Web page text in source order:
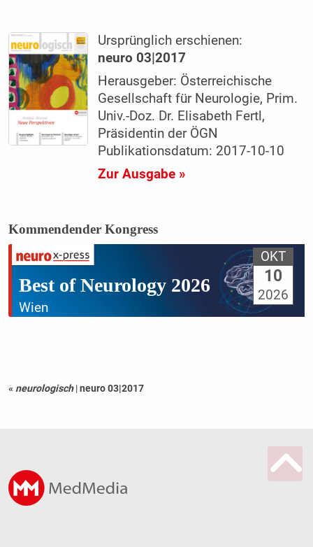
Ursprünglich erschienen:
neuro 03|2017
Herausgeber: Österreichische
Gesellschaft für Neurologie, Prim.
Univ.-Doz. Dr. Elisabeth Fertl,
Präsidentin der ÖGN
Publikationsdatum: 2017-10-10
Zur Ausgabe »
Kommendender Kongress
Best of Neurology 2026
Wien
OKT
10
2026
« neurologisch |neuro 03|2017